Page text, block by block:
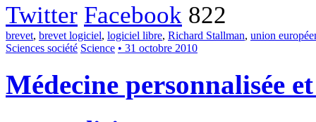
Twitter Facebook 822
brevet, brevet logiciel, logiciel libre, Richard Stallman, union
Sciences société Science • 31 octobre 2010
Médecine personnalisée